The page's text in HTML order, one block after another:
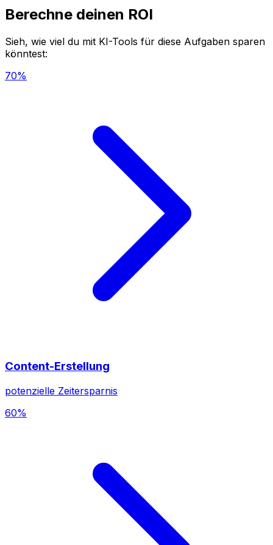
Berechne deinen ROI
Sieh, wie viel du mit KI-Tools für diese Aufgaben sparen
könntest:
70%
Content-Erstellung
potenzielle Zeitersparnis
60%